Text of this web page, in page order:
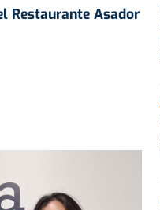
Restaurante Asador